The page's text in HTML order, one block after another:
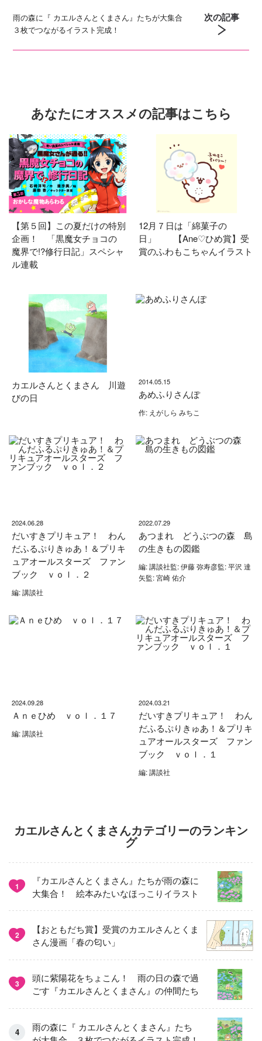
雨の森に『 カエルさんとくまさん』たちが大集合
３枚でつながるイラスト完成！
次の記事
あなたにオススメの記事はこちら
【第５回】この夏だけの特別
企画！ 「黒魔女チョコの
魔界で!?修行日記」スペシャ
ル連載
12月７日は「綿菓子の
日」 【Ane♡ひめ賞】受
賞のふわもこちゃんイラスト
カエルさんとくまさん 川遊
びの日
2014.05.15
あめふりさんぽ
作: えがしら みちこ
2024.06.28
だいすきプリキュア！ わん
だふるぷりきゅあ！＆プリキ
ュアオールスターズ ファン
ブック ｖｏｌ．２
編: 講談社
2022.07.29
あつまれ どうぶつの森 島
の生きもの図鑑
編: 講談社監: 伊藤 弥寿彦監: 平沢 達
矢監: 宮崎 佑介
2024.09.28
Ａｎｅひめ ｖｏｌ．１７
編: 講談社
2024.03.21
だいすきプリキュア！ わん
だふるぷりきゅあ！＆プリキ
ュアオールスターズ ファン
ブック ｖｏｌ．１
編: 講談社
カエルさんとくまさんカテゴリーのランキン
グ
1
『カエルさんとくまさん』たちが雨の森に
大集合！ 絵本みたいなほっこりイラスト
2
【おともだち賞】受賞のカエルさんとくま
さん漫画「春の匂い」
3
頭に紫陽花をちょこん！ 雨の日の森で過
ごす『カエルさんとくまさん』の仲間たち
雨の森に『 カエルさんとくまさん』たち